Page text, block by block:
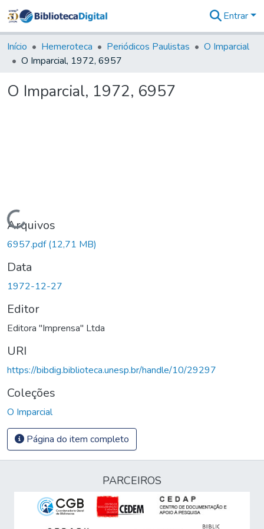
&
Coleções
Tudo na
Digital
Entrar
Início Hemeroteca Periódicos Paulistas
O Imparcial
O Imparcial, 1972, 6957
O Imparcial, 1972, 6957
Carregando...
Arquivos
6957.pdf(12,71 MB)
Data
1972-12-27
Editor
Editora "Imprensa" Ltda
URI
https://bibdig.biblioteca.unesp.br/handle/10/29297
Coleções
O Imparcial
Página do item completo
PARCEIROS